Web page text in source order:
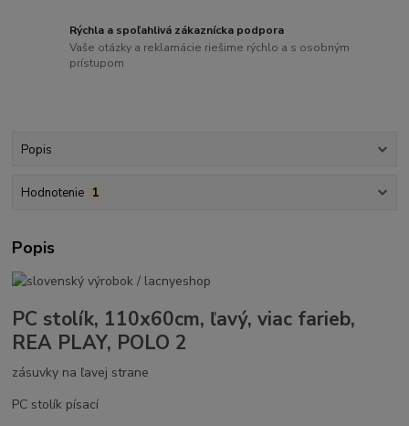
Rýchla a spoľahlivá zákaznícka podpora
Vaše otázky a reklamácie riešime rýchlo a s osobným
prístupom
Popis
Hodnotenie 1
Popis
PC stolík, 110x60cm, ľavý, viac farieb,
REA PLAY, POLO 2
zásuvky na ľavej strane
PC stolík písací